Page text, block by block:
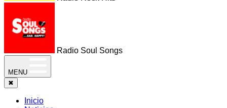
Radio Soul Songs
MENU
✖
Inicio